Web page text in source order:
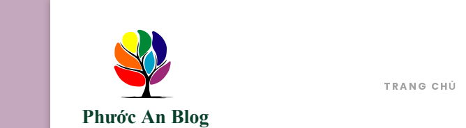
TRANG CHỦ